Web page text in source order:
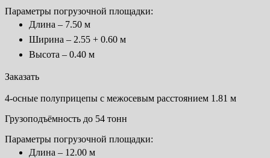
Параметры погрузочной площадки:
Длина – 7.50 м
Ширина – 2.55 + 0.60 м
Высота – 0.40 м
Заказать
4-осные полуприцепы с межосевым расстоянием 1.81 м
Грузоподъёмность до 54 тонн
Параметры погрузочной площадки:
Длина – 12.00 м